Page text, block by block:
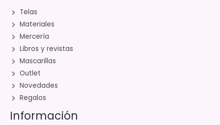
Telas
Materiales
Mercería
Libros y revistas
Mascarillas
Outlet
Novedades
Regalos
Información